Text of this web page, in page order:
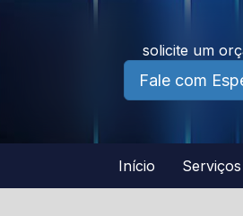
solicite um
Fale com
Início Serviços